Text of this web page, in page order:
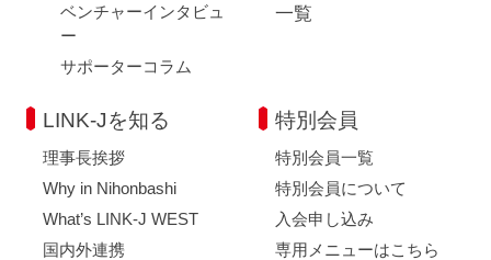
ベンチャーインタビュ
ー
サポーターコラム
一覧
LINK-Jを知る
理事長挨拶
Why in Nihonbashi
What’s LINK-J WEST
国内外連携
特別会員
特別会員一覧
特別会員について
入会申し込み
専用メニューはこちら